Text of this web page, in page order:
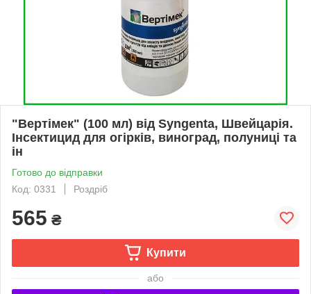
"Вертімек" (100 мл) від Syngenta, Швейцарія.
Інсектицид для огірків, виноград, полуниці та
ін
Готово до відправки
Код: 0331
Роздріб
565 ₴
Купити
або